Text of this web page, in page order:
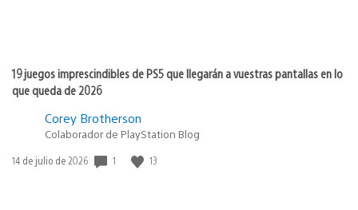
19 juegos imprescindibles de PS5 que llegarán a vuestras pantallas en lo
que queda de 2026
Corey Brotherson
Colaborador de PlayStation Blog
Fecha
14 de julio de 2026 1 13